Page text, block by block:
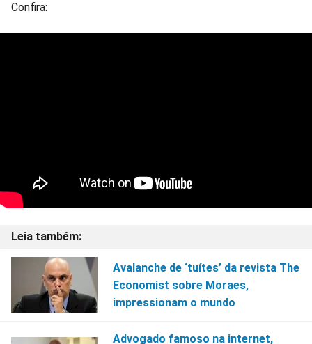
Confira:
Avalanche de ‘tuítes’ da revista The
Economist sobre Moraes,
impressionam o mundo
Advogado famoso na internet,